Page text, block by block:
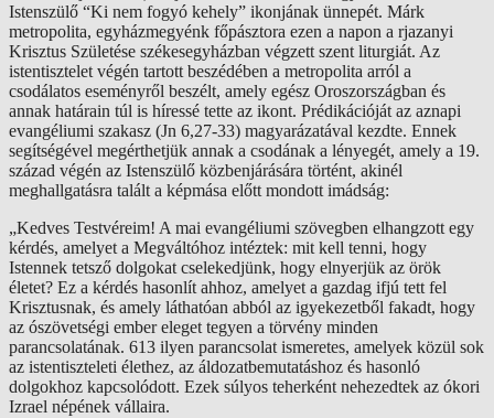
Istenszülő “Ki nem fogyó kehely” ikonjának ünnepét. Márk
metropolita, egyházmegyénk főpásztora ezen a napon a rjazanyi
Krisztus Születése székesegyházban végzett szent liturgiát. Az
istentisztelet végén tartott beszédében a metropolita arról a
csodálatos eseményről beszélt, amely egész Oroszországban és
annak határain túl is híressé tette az ikont. Prédikációját az aznapi
evangéliumi szakasz (Jn 6,27-33) magyarázatával kezdte. Ennek
segítségével megérthetjük annak a csodának a lényegét, amely a 19.
század végén az Istenszülő közbenjárására történt, akinél
meghallgatásra talált a képmása előtt mondott imádság:
„Kedves Testvéreim! A mai evangéliumi szövegben elhangzott egy
kérdés, amelyet a Megváltóhoz intéztek: mit kell tenni, hogy
Istennek tetsző dolgokat cselekedjünk, hogy elnyerjük az örök
életet? Ez a kérdés hasonlít ahhoz, amelyet a gazdag ifjú tett fel
Krisztusnak, és amely láthatóan abból az igyekezetből fakadt, hogy
az ószövetségi ember eleget tegyen a törvény minden
parancsolatának. 613 ilyen parancsolat ismeretes, amelyek közül sok
az istentiszteleti élethez, az áldozatbemutatáshoz és hasonló
dolgokhoz kapcsolódott. Ezek súlyos teherként nehezedtek az ókori
Izrael népének vállaira.